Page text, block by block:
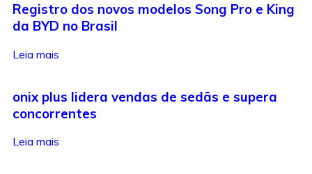
Registro dos novos modelos Song Pro e King
da BYD no Brasil
Leia mais
onix plus lidera vendas de sedãs e supera
concorrentes
Leia mais